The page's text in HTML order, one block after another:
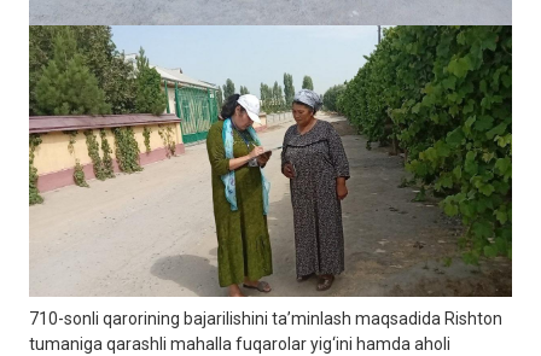
710-sonli qarorining bajarilishini ta’minlash maqsadida Rishton
tumaniga qarashli mahalla fuqarolar yig‘ini hamda aholi